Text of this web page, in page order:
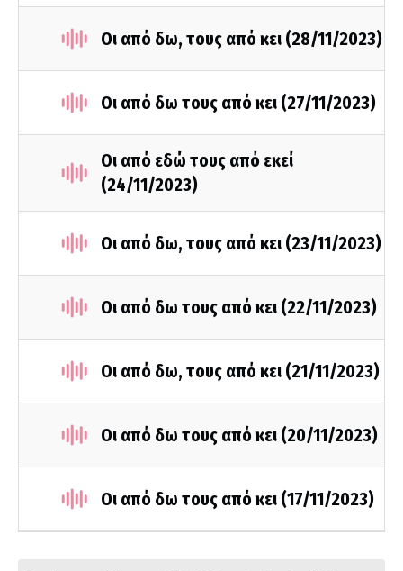
Οι από δω, τους από κει (28/11/2023)
Οι από δω τους από κει (27/11/2023)
Οι από εδώ τους από εκεί
(24/11/2023)
Οι από δω, τους από κει (23/11/2023)
Οι από δω τους από κει (22/11/2023)
Οι από δω, τους από κει (21/11/2023)
Οι από δω τους από κει (20/11/2023)
Οι από δω τους από κει (17/11/2023)